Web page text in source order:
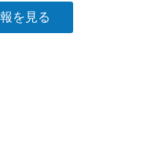
を見る